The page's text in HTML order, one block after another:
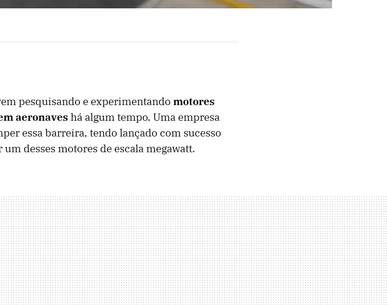
pesquisando e experimentando motores
aeronaves há algum tempo. Uma empresa
essa barreira, tendo lançado com sucesso
desses motores de escala megawatt.